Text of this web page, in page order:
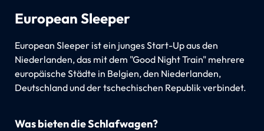
European Sleeper
European Sleeper ist ein junges Start-Up aus den
Niederlanden, das mit dem "Good Night Train" mehrere
europäische Städte in Belgien, den Niederlanden,
Deutschland und der tschechischen Republik verbindet.
Was bieten die Schlafwagen?